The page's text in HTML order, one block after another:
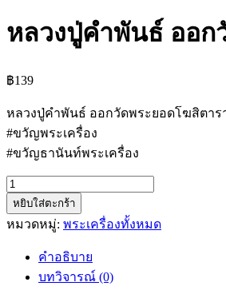
หลวงปู่คำพันธ์ ออก
฿139
หลวงปู่คำพันธ์ ออกวัดพระยอดโฆสิตาร
#ขวัญพระเครื่อง
#ขวัญธานันท์พระเครื่อง
จำนวน
หลวง
ปู่
หยิบใส่ตะกร้า
หมวดหมู่: พระเครื่องทั้งหมด
คำอธิบาย
บทวิจารณ์ (0)